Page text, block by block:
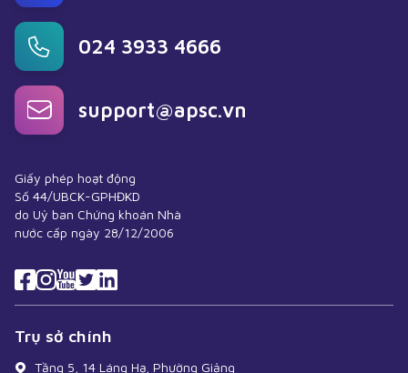
024 3933 4666
support@apsc.vn
Giấy phép hoạt động
Số 44/UBCK-GPHĐKD
do Uỷ ban Chứng khoán Nhà
nước cấp ngày 28/12/2006
Trụ sở chính
Tầng 5, 14 Láng Hạ, Phường Giảng